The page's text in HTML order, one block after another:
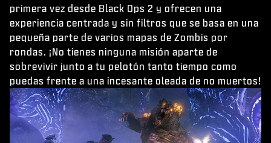
primera vez desde Black Ops 2 y ofrecen una
experiencia centrada y sin filtros que se basa en una
pequeña parte de varios mapas de Zombis por
rondas. ¡No tienes ninguna misión aparte de
sobrevivir junto a tu pelotón tanto tiempo como
puedas frente a una incesante oleada de no muertos!